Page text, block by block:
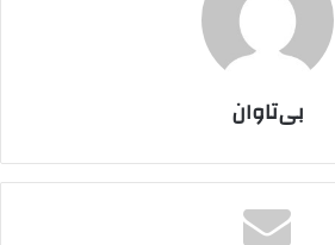
بی‌تاوان